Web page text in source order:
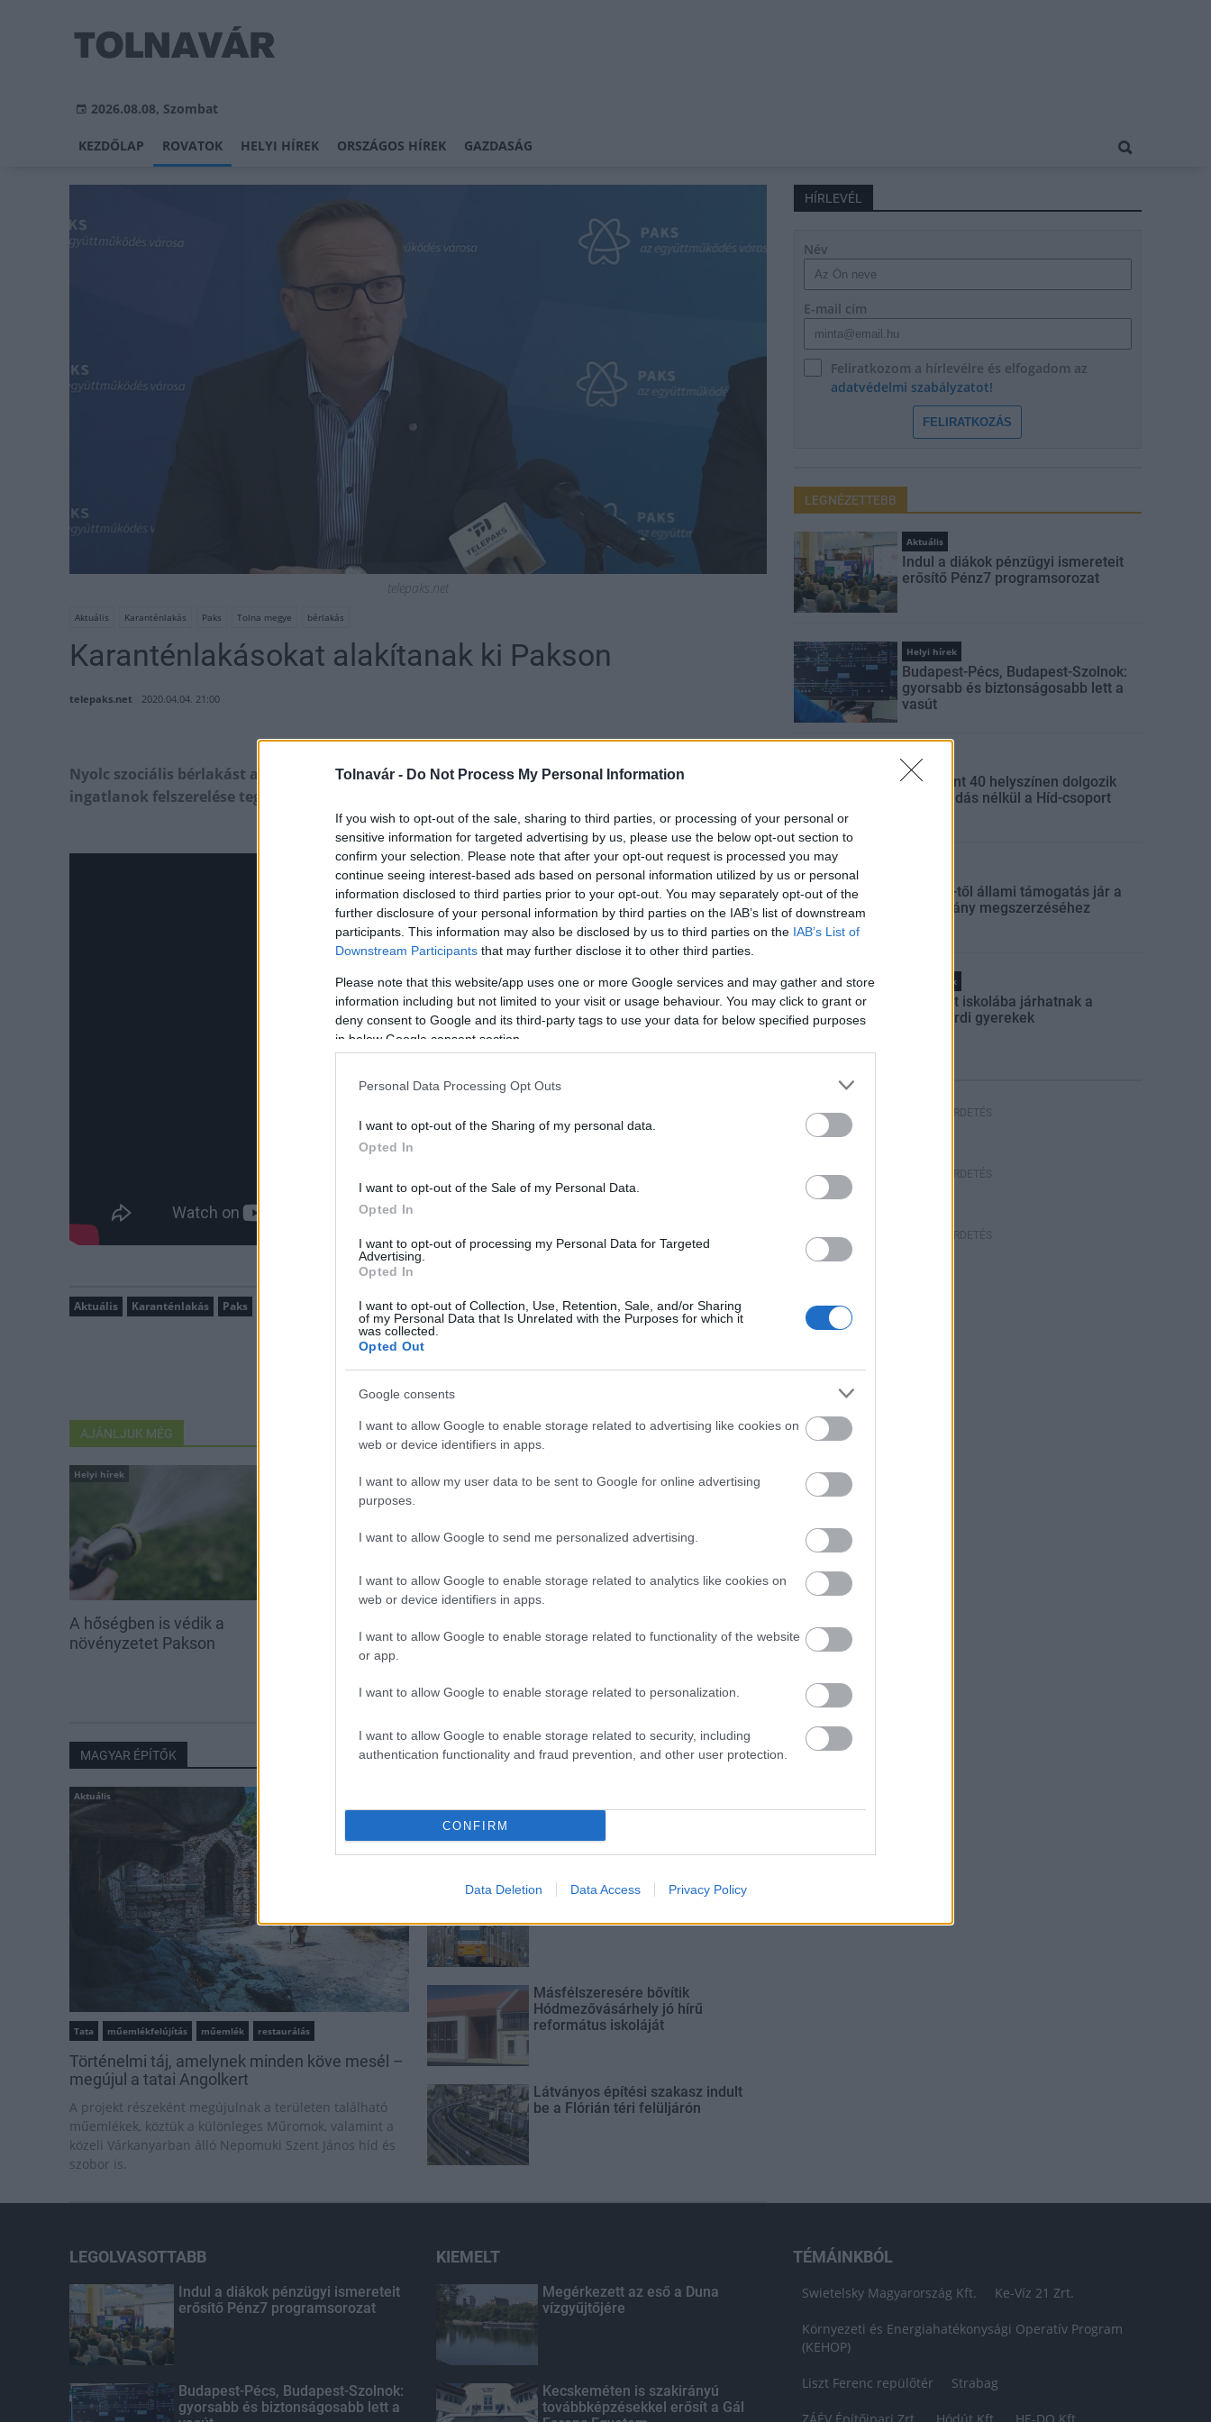
Tolnavár - Do Not Process My Personal Information
If you wish to opt-out of the sale, sharing to third parties, or processing of your personal or
sensitive information for targeted advertising by us, please use the below opt-out section to
confirm your selection. Please note that after your opt-out request is processed you may
continue seeing interest-based ads based on personal information utilized by us or personal
information disclosed to third parties prior to your opt-out. You may separately opt-out of the
further disclosure of your personal information by third parties on the IAB’s list of downstream
participants. This information may also be disclosed by us to third parties on the IAB’s List of
Downstream Participants that may further disclose it to other third parties.
Please note that this website/app uses one or more Google services and may gather and store
information including but not limited to your visit or usage behaviour. You may click to grant or
deny consent to Google and its third-party tags to use your data for below specified purposes
in below Google consent section.
Personal Data Processing Opt Outs
I want to opt-out of the Sharing of my personal data.
Opted In
I want to opt-out of the Sale of my Personal Data.
Opted In
I want to opt-out of processing my Personal Data for Targeted
Advertising.
Opted In
I want to opt-out of Collection, Use, Retention, Sale, and/or Sharing
of my Personal Data that Is Unrelated with the Purposes for which it
was collected.
Opted Out
Google consents
I want to allow Google to enable storage related to advertising like cookies on
web or device identifiers in apps.
I want to allow my user data to be sent to Google for online advertising
purposes.
I want to allow Google to send me personalized advertising.
I want to allow Google to enable storage related to analytics like cookies on
web or device identifiers in apps.
I want to allow Google to enable storage related to functionality of the website
or app.
I want to allow Google to enable storage related to personalization.
I want to allow Google to enable storage related to security, including
authentication functionality and fraud prevention, and other user protection.
CONFIRM
Data Deletion Data Access Privacy Policy
2026.08.08, Szombat
KEZDŐLAP ROVATOK HELYI HÍREK ORSZÁGOS HÍREK GAZDASÁG
telepaks.net
Aktuális Karanténlakás Paks Tolna megye bérlakás
Karanténlakásokat alakítanak ki Pakson
telepaks.net 2020.04.04. 21:00
Nyolc szociális bérlakást alakítanak át hatósági karanténként használható lakásokká, az
ingatlanok felszerelése tegnap reggel kezdődött el.
Aktuális Karanténlakás Paks bérlakás
AJÁNLJUK MÉG
Helyi hírek
A hőségben is védik a
növényzetet Pakson
segítség a paksi
iskolakezdéshez
fordulat bizakodásra ad okot
MAGYAR ÉPÍTŐK
Aktuális
Tata műemlékfelújítás műemlék restaurálás
Történelmi táj, amelynek minden köve mesél –
megújul a tatai Angolkert
A projekt részeként megújulnak a területen található
műemlékek, köztük a különleges Műromok, valamint a
közeli Várkanyarban álló Nepomuki Szent János híd és
szobor is.
Bicske Kelet csomópont építése
Új gyalogosátkelők és jelzőlámpás
Másfélszeresére bővítik
Hódmezővásárhely jó hírű
református iskoláját
Látványos építési szakasz indult
be a Flórián téri felüljárón
HÍRLEVÉL
Név
E-mail cím
Feliratkozom a hírlevélre és elfogadom az
adatvédelmi szabályzatot!
FELIRATKOZÁS
LEGNÉZETTEBB
Aktuális
Indul a diákok pénzügyi ismereteit
erősítő Pénz7 programsorozat
Helyi hírek
Budapest-Pécs, Budapest-Szolnok:
gyorsabb és biztonságosabb lett a
vasút
Gazdaság
Több mint 40 helyszínen dolgozik
fennakadás nélkül a Híd-csoport
Július 1-től állami támogatás jár a
jogosítvány megszerzéséhez
Helyi hírek
Felújított iskolába járhatnak a
szekszárdi gyerekek
HIRDETÉS
HIRDETÉS
HIRDETÉS
LEGOLVASOTTABB
Indul a diákok pénzügyi ismereteit
erősítő Pénz7 programsorozat
Budapest-Pécs, Budapest-Szolnok:
gyorsabb és biztonságosabb lett a
KIEMELT
Megérkezett az eső a Duna
vízgyűjtőjére
Kecskeméten is szakirányú
továbbképzésekkel erősít a Gál
TÉMÁINKBÓL
Swietelsky Magyarország Kft. Ke-Víz 21 Zrt.
Környezeti és Energiahatékonysági Operatív Program
(KEHOP)
Liszt Ferenc repülőtér Strabag